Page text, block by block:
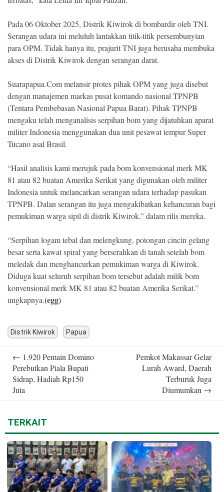
Pada 06 Oktober 2025, Distrik Kiwirok di bombardir oleh TNI.
Serangan udara ini meluluh lantakkan titik-titik persembunyian
para OPM. Tidak hanya itu, prajurit TNI juga berusaha membuka
akses di Distrik Kiwirok dengan serangan darat.
Suarapapua.Com melansir protes pihak OPM yang juga disebut
dengan manajemen markas pusat komando nasional TPNPB
(Tentara Pembebasan Nasional Papua Barat). Pihak TPNPB
mengaku telah menganalisis serpihan bom yang dijatuhkan aparat
militer Indonesia menggunakan dua unit pesawat tempur Super
Tucano asal Brasil.
“Hasil analisis kami merujuk pada bom konvensional merk MK
81 atau 82 buatan Amerika Serikat yang digunakan oleh militer
Indonesia untuk melancarkan serangan udara terhadap pasukan
TPNPB. Dalan serangan itu juga mengakibatkan kehancuran bagi
pemukiman warga sipil di distrik Kiwirok.” dalam rilis mereka.
“Serpihan logam tebal dan melengkung, potongan cincin gelang
besar serta kawat spiral yang berserahkan di tanah setelah bom
meledak dan menghancurkan pemukiman warga di Kiwirok.
Diduga kuat seluruh serpihan bom tersebut adalah milik bom
konvensional merk MK 81 atau 82 buatan Amerika Serikat.”
ungkapnya.(egg)
Distrik Kiwirok Papua
navigation
← 1.920 Pemain Domino
Perebutkan Piala Bupati
Sidrap, Hadiah Rp150
Juta
Pemkot Makassar Gelar
Lurah Award, Daerah
Terburuk Juga
Diumumkan →
TERKAIT